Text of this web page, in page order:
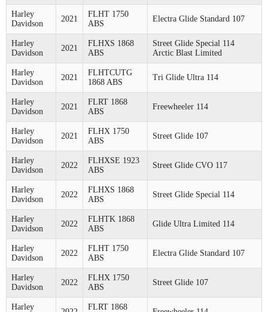
Harley
Davidson
2021
FLHT 1750
ABS
Electra Glide Standard 107
Harley
Davidson
2021
FLHXS 1868
ABS
Street Glide Special 114
Arctic Blast Limited
Harley
Davidson
2021
FLHTCUTG
1868 ABS
Tri Glide Ultra 114
Harley
Davidson
2021
FLRT 1868
ABS
Freewheeler 114
Harley
Davidson
2021
FLHX 1750
ABS
Street Glide 107
Harley
Davidson
2022
FLHXSE 1923
ABS
Street Glide CVO 117
Harley
Davidson
2022
FLHXS 1868
ABS
Street Glide Special 114
Harley
Davidson
2022
FLHTK 1868
ABS
Glide Ultra Limited 114
Harley
Davidson
2022
FLHT 1750
ABS
Electra Glide Standard 107
Harley
Davidson
2022
FLHX 1750
ABS
Street Glide 107
Harley
FLRT 1868